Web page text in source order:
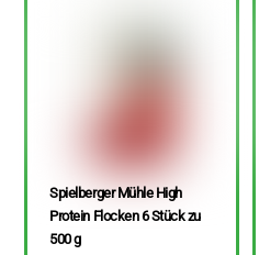
Spielberger Mühle High
Protein Flocken 6 Stück zu
500 g